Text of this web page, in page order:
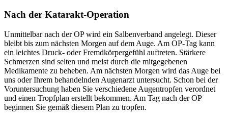
Nach der Katarakt-Operation
Unmittelbar nach der OP wird ein Salbenverband angelegt. Dieser
bleibt bis zum nächsten Morgen auf dem Auge. Am OP-Tag kann
ein leichtes Druck- oder Fremdkörpergefühl auftreten. Stärkere
Schmerzen sind selten und meist durch die mitgegebenen
Medikamente zu beheben. Am nächsten Morgen wird das Auge bei
uns oder Ihrem behandelnden Augenarzt untersucht. Schon bei der
Voruntersuchung haben Sie verschiedene Augentropfen verordnet
und einen Tropfplan erstellt bekommen. Am Tag nach der OP
beginnen Sie gemäß diesem Plan zu tropfen.